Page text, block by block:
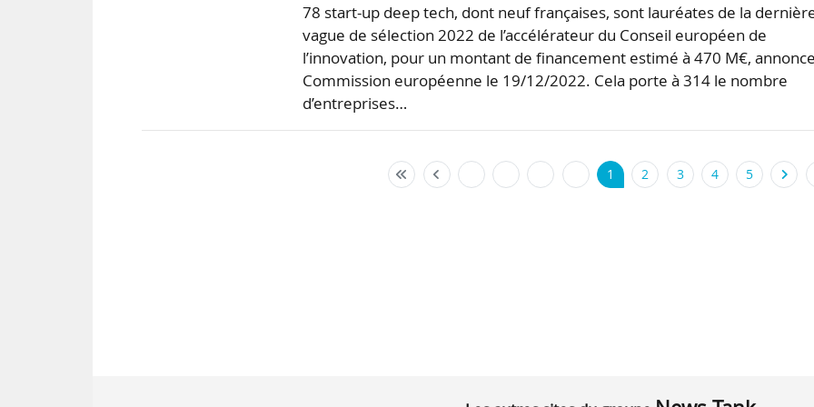
78 start-up deep tech, dont neuf françaises, sont lauréates de la
vague de sélection 2022 de l’accélérateur du Conseil européen de
l’innovation, pour un montant de financement estimé à 470 M€,
Commission européenne le 19/12/2022. Cela porte à 314 le nombre
d’entreprises…
1 2 3 4 5